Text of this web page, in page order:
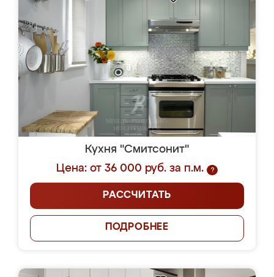
Кухня "Смитсонит"
Цена: от 36 000 руб. за п.м.
?
РАССЧИТАТЬ
ПОДРОБНЕЕ